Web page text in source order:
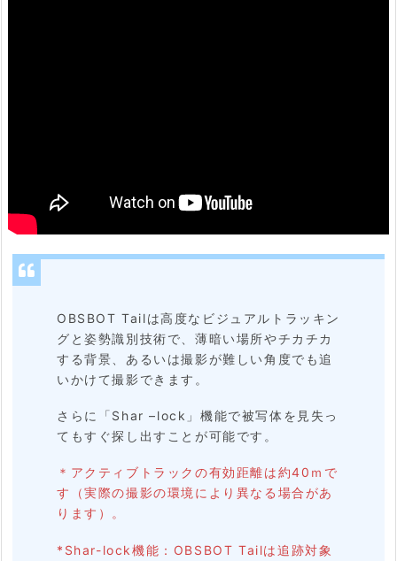
2.
4.
た
画
は
ス
OBSBOT Tailは高度なビジュアルトラッキン
グと姿勢識別技術で、薄暗い場所やチカチカ
する背景、あるいは撮影が難しい角度でも追
いかけて撮影できます。
さらに「Shar –lock」機能で被写体を見失っ
てもすぐ探し出すことが可能です。
＊アクティブトラックの有効距離は約40ｍで
す（実際の撮影の環境により異なる場合があ
ります）。
*Shar-lock機能：OBSBOT Tailは追跡対象